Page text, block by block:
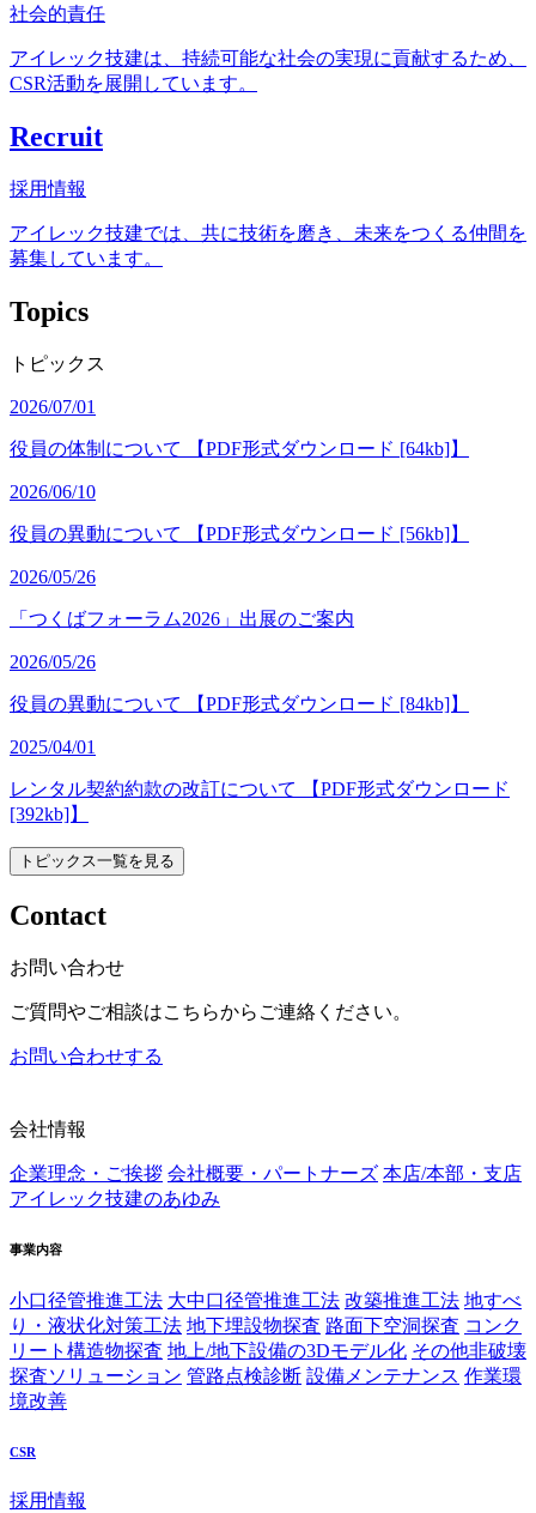
社会的責任
アイレック技建は、持続可能な社会の実現に貢献するため、
CSR活動を展開しています。
Recruit
採用情報
アイレック技建では、共に技術を磨き、未来をつくる仲間を
募集しています。
Topics
トピックス
2026/07/01
役員の体制について 【PDF形式ダウンロード [64kb]】
2026/06/10
役員の異動について 【PDF形式ダウンロード [56kb]】
2026/05/26
「つくばフォーラム2026」出展のご案内
2026/05/26
役員の異動について 【PDF形式ダウンロード [84kb]】
2025/04/01
レンタル契約約款の改訂について 【PDF形式ダウンロード
[392kb]】
トピックス一覧を見る
Contact
お問い合わせ
ご質問やご相談はこちらからご連絡ください。
お問い合わせする
会社情報
企業理念・ご挨拶 会社概要・パートナーズ 本店/本部・支店
アイレック技建のあゆみ
事業内容
小口径管推進工法 大中口径管推進工法 改築推進工法 地すべ
り・液状化対策工法 地下埋設物探査 路面下空洞探査 コンク
リート構造物探査 地上/地下設備の3Dモデル化 その他非破壊
探査ソリューション 管路点検診断 設備メンテナンス 作業環
境改善
CSR
採用情報